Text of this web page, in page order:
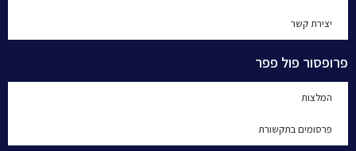
יצירת קשר
פרופסור פול פפר
המלצות
פרסומים בתקשורת